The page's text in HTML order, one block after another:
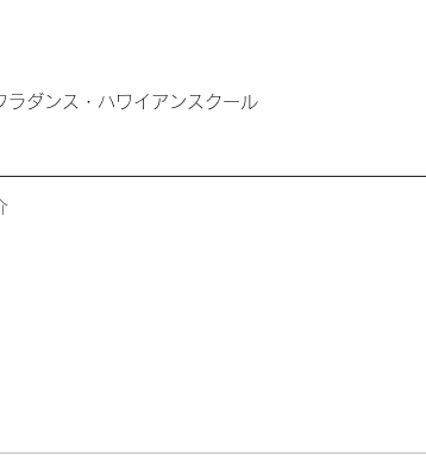
のフラダンス・ハワイアンスクール